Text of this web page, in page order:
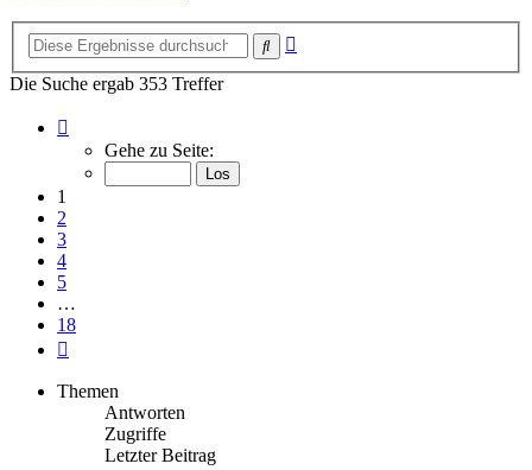
Suche
Die Suche ergab 353 Treffer
von
Gehe zu Seite:
1
2
3
4
5
…
18
Themen
Antworten
Zugriffe
Letzter Beitrag